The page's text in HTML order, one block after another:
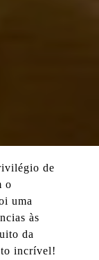
de
o
uma
às
da
incrível!